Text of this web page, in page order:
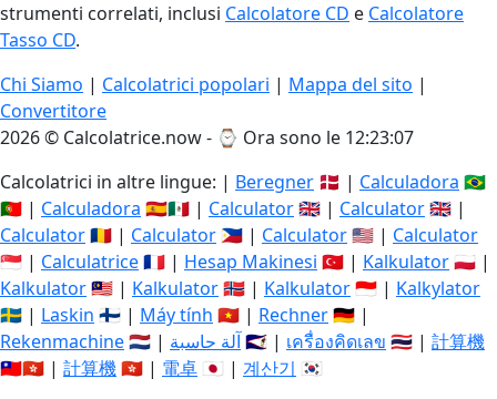
strumenti correlati, inclusi Calcolatore CD e Calcolatore
Tasso CD.
Chi Siamo | Calcolatrici popolari | Mappa del sito |
Convertitore
2026 © Calcolatrice.now - ⌚ Ora sono le 12:23:07
Calcolatrici in altre lingue: | Beregner 🇩🇰 | Calculadora 🇧🇷
🇵🇹 | Calculadora 🇪🇸🇲🇽 | Calculator🇬🇧 | Calculator🇬🇧 |
Calculator🇷🇴 | Calculator 🇵🇭 | Calculator🇺🇸 | Calculator
🇸🇬 | Calculatrice🇫🇷 | Hesap Makinesi 🇹🇷 | Kalkulator🇵🇱 |
Kalkulator🇲🇾 | Kalkulator🇳🇴 | Kalkulator🇮🇩 | Kalkylator
🇸🇪 | Laskin 🇫🇮 | Máy tính 🇻🇳 | Rechner🇩🇪 |
Rekenmachine🇳🇱 | آلة حاسبة🇸🇦 | เครื่องคิดเลข 🇹🇭 | 計算機
🇹🇼🇭🇰 | 計算機🇭🇰 | 電卓 🇯🇵 | 계산기 🇰🇷